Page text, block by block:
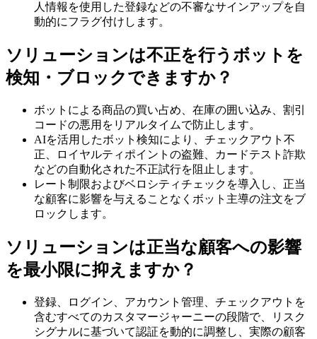
人情報を使用した登録などの不審なサインアップを自
動的にフラグ付けします。
ソリューションは不正を行うボットを
検知・ブロックできますか？
ボットによる商品の買い占め、在庫の囲い込み、割引
コードの悪用をリアルタイムで防止します。
AIを活用したボット検知により、チェックアウト不
正、ロイヤルティポイントの盗難、カードテスト詐欺
などの自動化された不正試行を阻止します。
レート制限およびベロシティチェックを導入し、正当
な顧客に影響を与えることなくボット主導の注文をブ
ロックします。
ソリューションは正当な顧客への影響
を最小限に抑えますか？
登録、ログイン、アカウント管理、チェックアウトを
含むすべてのカスタマージャーニーの段階で、リスク
シグナルに基づいて認証を動的に調整し、実際の顧客